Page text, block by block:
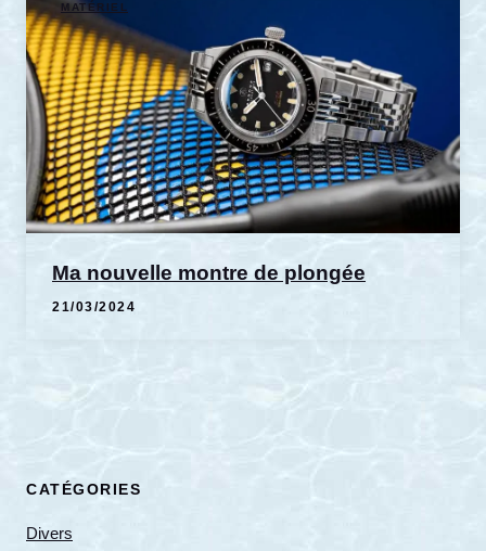
MATÉRIEL
Ma nouvelle montre de plongée
21/03/2024
CATÉGORIES
Divers